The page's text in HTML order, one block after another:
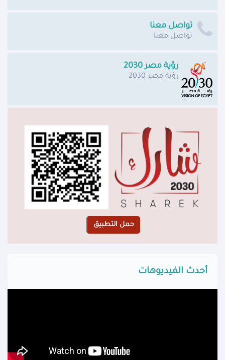
تواصل معنا
تواصل معنا
رؤية مصر 2030
رؤية مصر 2030
أحدث الفيديوهات